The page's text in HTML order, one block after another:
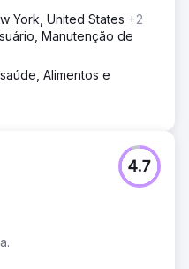
York, United States +2
Manutenção de
Alimentos e
4.7